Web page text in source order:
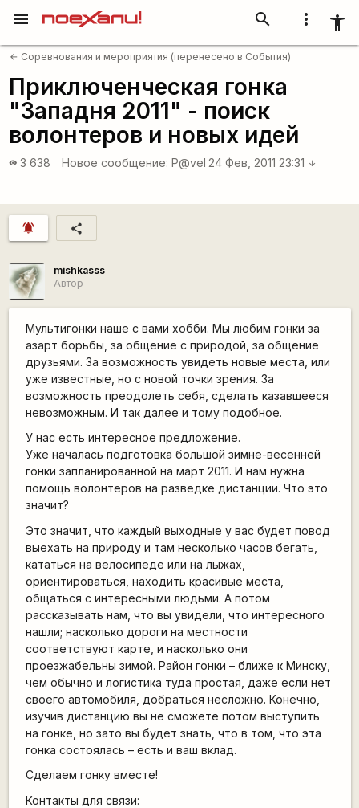
more_vert accessibility_new
search
menu
arrow_back Соревнования и мероприятия (перенесено в События)
Приключенческая гонка
"Западня 2011" - поиск
волонтеров и новых идей
visibility 3 638 Новое сообщение: P@vel 24 Фев, 2011 23:31 arrow_downward
notifications_active share
mishkasss
Автор
Мультигонки наше с вами хобби. Мы любим гонки за
азарт борьбы, за общение с природой, за общение
друзьями. За возможность увидеть новые места, или
уже известные, но с новой точки зрения. За
возможность преодолеть себя, сделать казавшееся
невозможным. И так далее и тому подобное.
У нас есть интересное предложение.
Уже началась подготовка большой зимне-весенней
гонки запланированной на март 2011. И нам нужна
помощь волонтеров на разведке дистанции. Что это
значит?
Это значит, что каждый выходные у вас будет повод
выехать на природу и там несколько часов бегать,
кататься на велосипеде или на лыжах,
ориентироваться, находить красивые места,
общаться с интересными людьми. А потом
рассказывать нам, что вы увидели, что интересного
нашли; насколько дороги на местности
соответствуют карте, и насколько они
проезжабельны зимой. Район гонки – ближе к Минску,
чем обычно и логистика туда простая, даже если нет
своего автомобиля, добраться несложно. Конечно,
изучив дистанцию вы не сможете потом выступить
на гонке, но зато вы будет знать, что в том, что эта
гонка состоялась – есть и ваш вклад.
Сделаем гонку вместе!
Контакты для связи: